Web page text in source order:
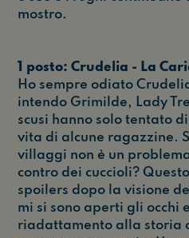
mostro.
1 posto: Crudelia - La
Ho sempre odiato
intendo Grimilde, Lady
scusi hanno solo tentato
vita di alcune ragazzine.
villaggi non è un
contro dei cuccioli?
spoilers dopo la visione
mi si sono aperti gli occhi
riadattamento alla storia